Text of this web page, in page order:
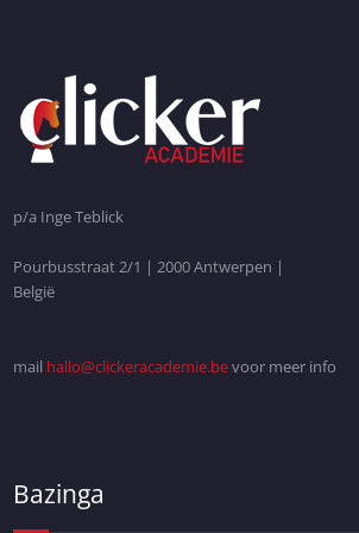
p/a Inge Teblick
Pourbusstraat 2/1 | 2000 Antwerpen |
België
mail hallo@clickeracademie.bevoor meer info
Bazinga